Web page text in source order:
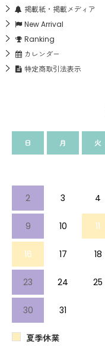
掲載紙・掲載メディア
New Arrival
Ranking
カレンダー
特定商取引法表示
日 月 火
2 3 4
9 10 11
16 17 18
23 24 25
30 31
夏季休業